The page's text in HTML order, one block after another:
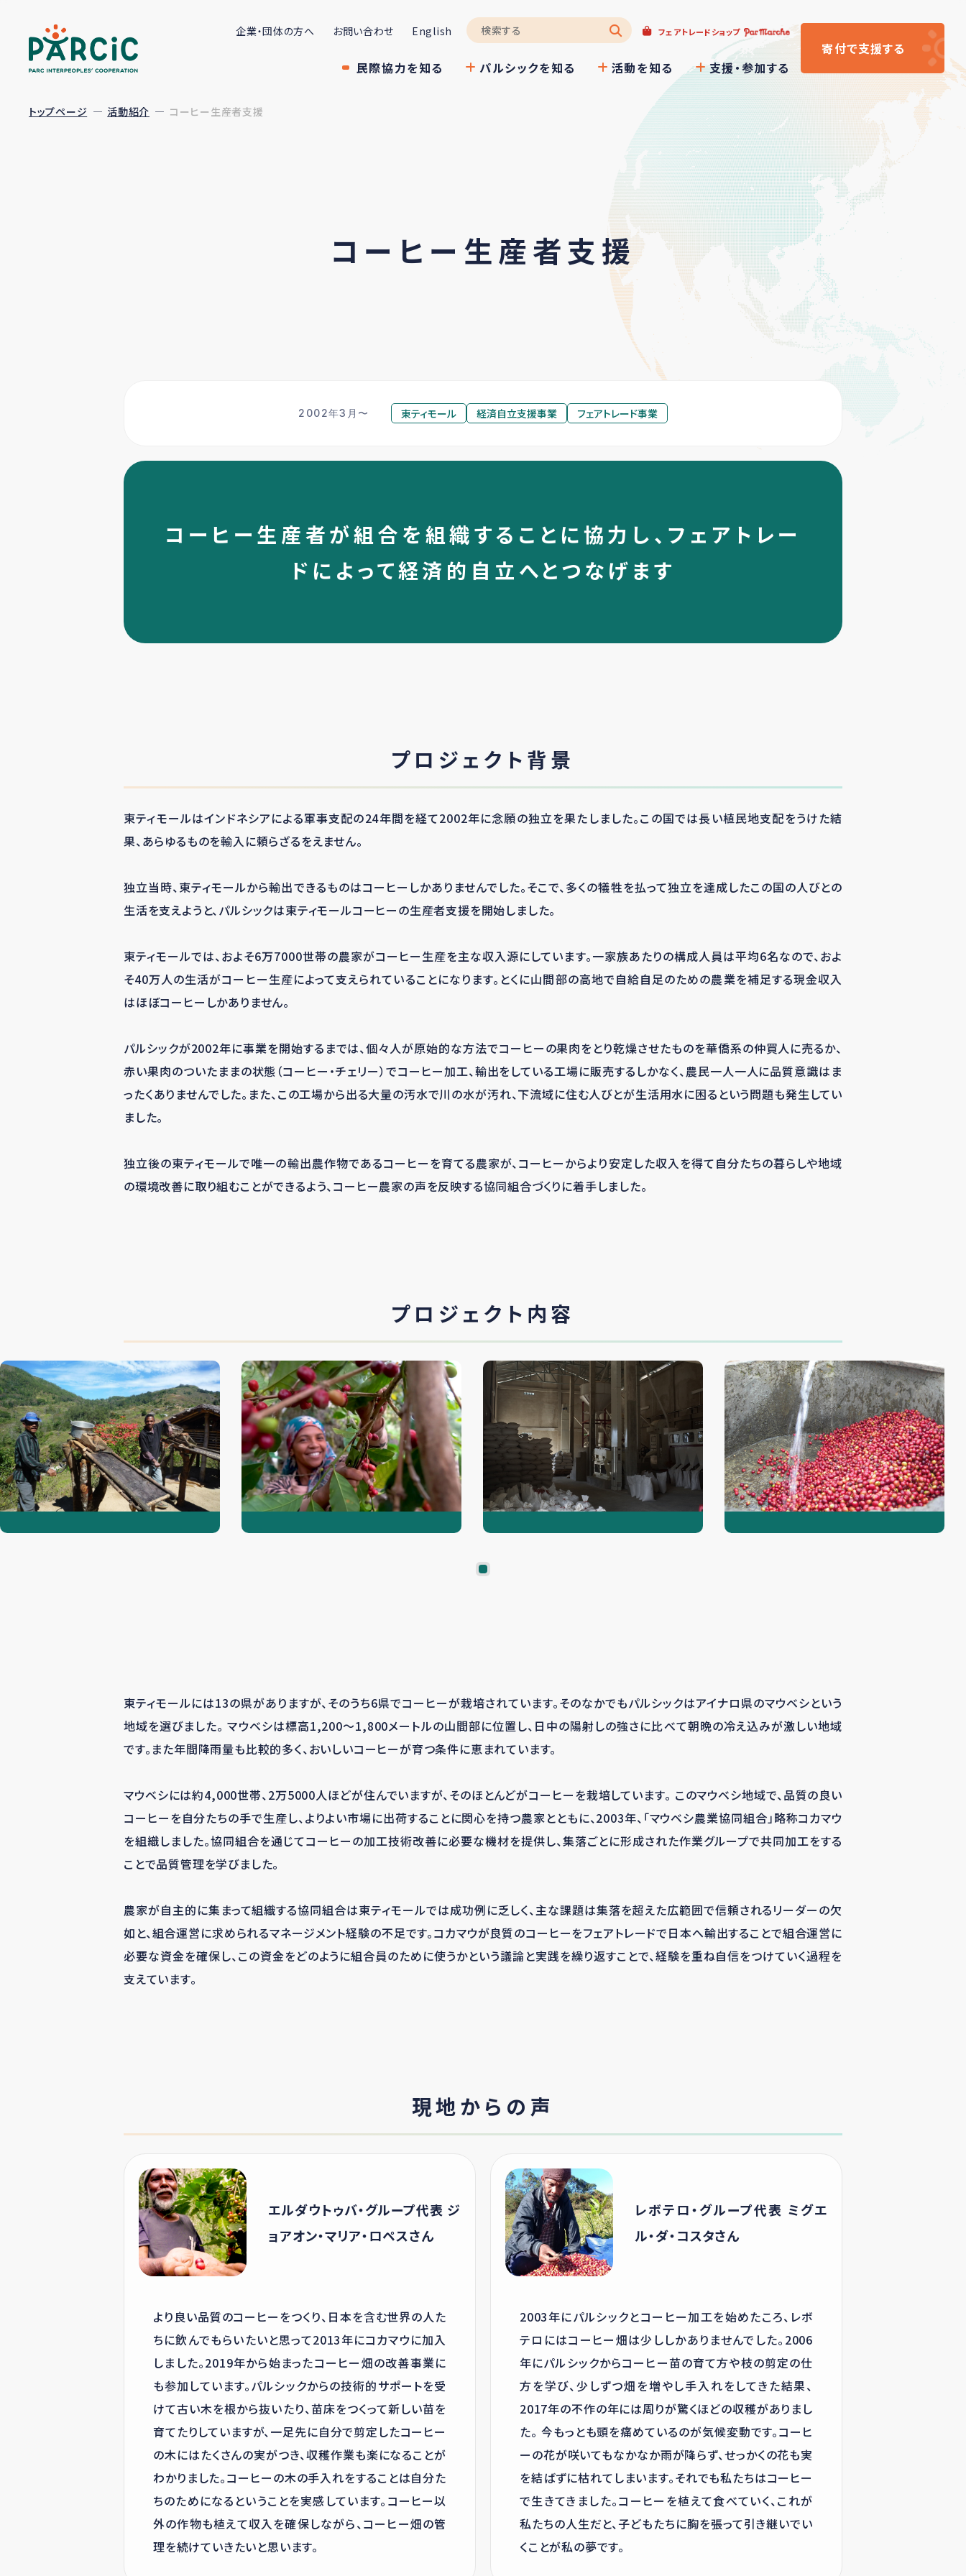
企業・団体の方へ お問い合わせ English フェアトレードショップ
民際協力を知る パルシックを知る 活動を知る 支援・参加する
寄付で支援する
トップページ 活動紹介 コーヒー生産者支援
コーヒー生産者支援
2002年3月〜 東ティモール 経済自立支援事業 フェアトレード事業
コーヒー生産者が組合を組織することに協力し、フェアトレー
ドによって経済的自立へとつなげます
プロジェクト背景
東ティモールはインドネシアによる軍事支配の24年間を経て2002年に念願の独立を果たしました。この国では長い植民地支配をうけた結
果、あらゆるものを輸入に頼らざるをえません。
独立当時、東ティモールから輸出できるものはコーヒーしかありませんでした。そこで、多くの犠牲を払って独立を達成したこの国の人びとの
生活を支えようと、パルシックは東ティモールコーヒーの生産者支援を開始しました。
東ティモールでは、およそ6万7000世帯の農家がコーヒー生産を主な収入源にしています。一家族あたりの構成人員は平均6名なので、およ
そ40万人の生活がコーヒー生産によって支えられていることになります。とくに山間部の高地で自給自足のための農業を補足する現金収入
はほぼコーヒーしかありません。
パルシックが2002年に事業を開始するまでは、個々人が原始的な方法でコーヒーの果肉をとり乾燥させたものを華僑系の仲買人に売るか、
赤い果肉のついたままの状態（コーヒー・チェリー）でコーヒー加工、輸出をしている工場に販売するしかなく、農民一人一人に品質意識はま
ったくありませんでした。また、この工場から出る大量の汚水で川の水が汚れ、下流域に住む人びとが生活用水に困るという問題も発生してい
ました。
独立後の東ティモールで唯一の輸出農作物であるコーヒーを育てる農家が、コーヒーからより安定した収入を得て自分たちの暮らしや地域
の環境改善に取り組むことができるよう、コーヒー農家の声を反映する協同組合づくりに着手しました。
プロジェクト内容
東ティモールには13の県がありますが、そのうち6県でコーヒーが栽培されています。そのなかでもパルシックはアイナロ県のマウベシという
地域を選びました。 マウベシは標高1,200～1,800メートルの山間部に位置し、日中の陽射しの強さに比べて朝晩の冷え込みが激しい地域
です。また年間降雨量も比較的多く、おいしいコーヒーが育つ条件に恵まれています。
マウベシには約4,000世帯、2万5000人ほどが住んでいますが、そのほとんどがコーヒーを栽培しています。 このマウベシ地域で、品質の良い
コーヒーを自分たちの手で生産し、よりよい市場に出荷することに関心を持つ農家とともに、2003年、「マウベシ農業協同組合」略称コカマウ
を組織しました。協同組合を通じてコーヒーの加工技術改善に必要な機材を提供し、集落ごとに形成された作業グループで共同加工をする
ことで品質管理を学びました。
農家が自主的に集まって組織する協同組合は東ティモールでは成功例に乏しく、主な課題は集落を超えた広範囲で信頼されるリーダーの欠
如と、組合運営に求められるマネージメント経験の不足です。コカマウが良質のコーヒーをフェアトレードで日本へ輸出することで組合運営に
必要な資金を確保し、この資金をどのように組合員のために使うかという議論と実践を繰り返すことで、経験を重ね自信をつけていく過程を
支えています。
現地からの声
エルダウトゥバ・グループ代表 ジ
ョアオン・マリア・ロペスさん
より良い品質のコーヒーをつくり、日本を含む世界の人た
ちに飲んでもらいたいと思って2013年にコカマウに加入
しました。2019年から始まったコーヒー畑の改善事業に
も参加しています。パルシックからの技術的サポートを受
けて古い木を根から抜いたり、苗床をつくって新しい苗を
育てたりしていますが、一足先に自分で剪定したコーヒー
の木にはたくさんの実がつき、収穫作業も楽になることが
わかりました。コーヒーの木の手入れをすることは自分た
ちのためになるということを実感しています。コーヒー以
外の作物も植えて収入を確保しながら、コーヒー畑の管
理を続けていきたいと思います。
レボテロ・グループ代表 ミグエ
ル・ダ・コスタさん
2003年にパルシックとコーヒー加工を始めたころ、レボ
テロにはコーヒー畑は少ししかありませんでした。2006
年にパルシックからコーヒー苗の育て方や枝の剪定の仕
方を学び、少しずつ畑を増やし手入れをしてきた結果、
2017年の不作の年には周りが驚くほどの収穫がありまし
た。 今もっとも頭を痛めているのが気候変動です。コーヒ
ーの花が咲いてもなかなか雨が降らず、せっかくの花も実
を結ばずに枯れてしまいます。それでも私たちはコーヒー
で生きてきました。コーヒーを植えて食べていく、これが
私たちの人生だと、子どもたちに胸を張って引き継いでい
くことが私の夢です。